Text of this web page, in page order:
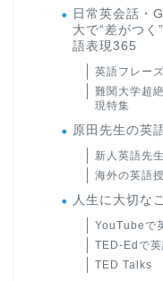
日常英会話・
大で“差がつ
語表現365
英語フレー
難関大学超
現特集
原田先生の英
新人英語先
海外の英語
人生に大切な
YouTubeで
TED-Edで英
TED Talks